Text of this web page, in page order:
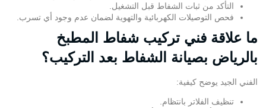
التأكد من ثبات الشفاط قبل التشغيل.
فحص التوصيلات الكهربائية والتهوية لضمان عدم وجود أي تسرب.
ما علاقة فني تركيب شفاط المطبخ
بالرياض بصيانة الشفاط بعد التركيب؟
الفني الجيد يوضح كيفية:
تنظيف الفلاتر بانتظام.